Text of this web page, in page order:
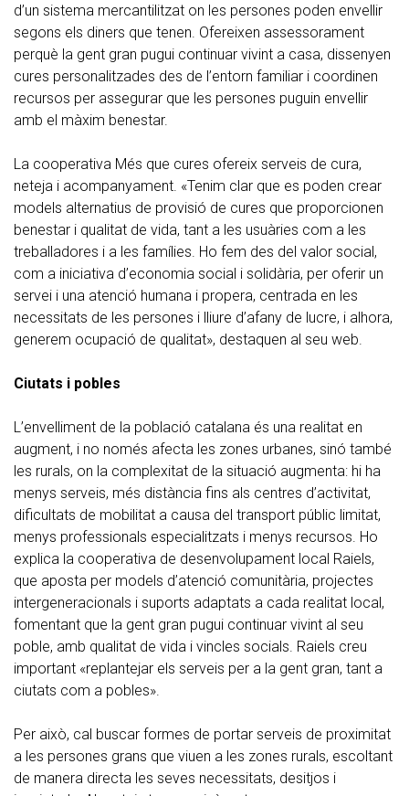
d’un sistema mercantilitzat on les persones poden envellir
segons els diners que tenen. Ofereixen assessorament
perquè la gent gran pugui continuar vivint a casa, dissenyen
cures personalitzades des de l’entorn familiar i coordinen
recursos per assegurar que les persones puguin envellir
amb el màxim benestar.
La cooperativa Més que cures ofereix serveis de cura,
neteja i acompanyament. «Tenim clar que es poden crear
models alternatius de provisió de cures que proporcionen
benestar i qualitat de vida, tant a les usuàries com a les
treballadores i a les famílies. Ho fem des del valor social,
com a iniciativa d’economia social i solidària, per oferir un
servei i una atenció humana i propera, centrada en les
necessitats de les persones i lliure d’afany de lucre, i alhora,
generem ocupació de qualitat», destaquen al seu web.
Ciutats i pobles
L’envelliment de la població catalana és una realitat en
augment, i no només afecta les zones urbanes, sinó també
les rurals, on la complexitat de la situació augmenta: hi ha
menys serveis, més distància fins als centres d’activitat,
dificultats de mobilitat a causa del transport públic limitat,
menys professionals especialitzats i menys recursos. Ho
explica la cooperativa de desenvolupament local Raiels,
que aposta per models d’atenció comunitària, projectes
intergeneracionals i suports adaptats a cada realitat local,
fomentant que la gent gran pugui continuar vivint al seu
poble, amb qualitat de vida i vincles socials. Raiels creu
important «replantejar els serveis per a la gent gran, tant a
ciutats com a pobles».
Per això, cal buscar formes de portar serveis de proximitat
a les persones grans que viuen a les zones rurals, escoltant
de manera directa les seves necessitats, desitjos i